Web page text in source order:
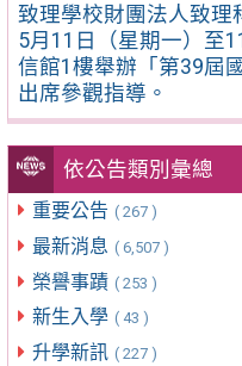
致理學校財團法人致理
5月11日（星期一）至
信館1樓舉辦「第39屆
出席參觀指導。
依公告類別彙總
重要公告 ( 267 )
最新消息 ( 6,507 )
榮譽事蹟 ( 253 )
新生入學 ( 43 )
升學新訊 ( 227 )